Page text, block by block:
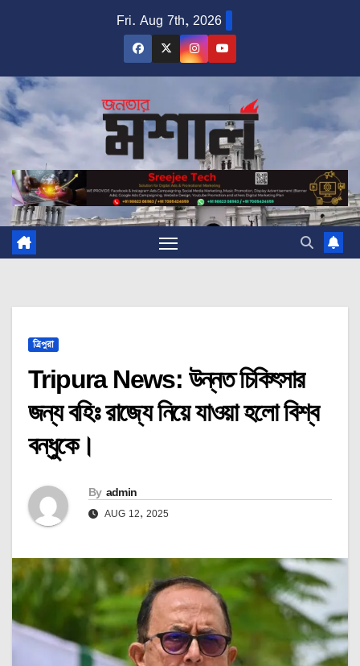
Fri. Aug 7th, 2026
ত্রিপুরা
Tripura News: উন্নত চিকিৎসার
জন্য বহিঃ রাজ্যে নিয়ে যাওয়া হলো বিশ্ব
বন্ধুকে।
By admin
AUG 12, 2025